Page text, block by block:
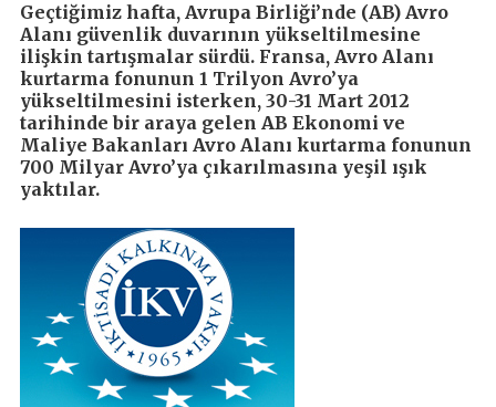
Geçtiğimiz hafta, Avrupa Birliği’nde (AB) Avro
Alanı güvenlik duvarının yükseltilmesine
ilişkin tartışmalar sürdü. Fransa, Avro Alanı
kurtarma fonunun 1 Trilyon Avro’ya
yükseltilmesini isterken, 30-31 Mart 2012
tarihinde bir araya gelen AB Ekonomi ve
Maliye Bakanları Avro Alanı kurtarma fonunun
700 Milyar Avro’ya çıkarılmasına yeşil ışık
yaktılar.